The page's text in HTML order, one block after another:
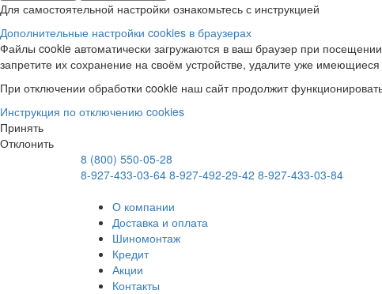
Для самостоятельной настройки ознакомьтесь с инструкцией
Дополнительные настройки cookies в браузерах
Файлы cookie автоматически загружаются в ваш браузер при
запретите их сохранение на своём устройстве, удалите уже
При отключении обработки cookie наш сайт продолжит
Инструкция по отключению cookies
Принять
Отклонить
8 (800) 550-05-28
8-927-433-03-64 8-927-492-29-42 8-927-433-03-84
О компании
Доставка и оплата
Шиномонтаж
Кредит
Акции
Контакты